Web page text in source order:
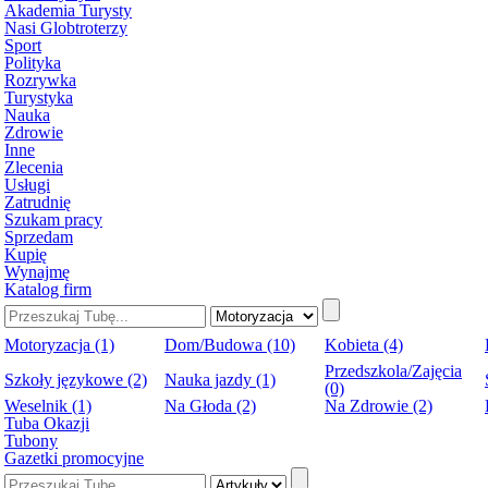
Akademia Turysty
Nasi Globtroterzy
Sport
Polityka
Rozrywka
Turystyka
Nauka
Zdrowie
Inne
Zlecenia
Usługi
Zatrudnię
Szukam pracy
Sprzedam
Kupię
Wynajmę
Katalog firm
Motoryzacja (1) Dom/Budowa (10) Kobieta (4)
Szkoły językowe (2)
Nauka jazdy (1)
Przedszkola/Zajęcia
(0)
Weselnik (1)
Na Głoda (2) Na Zdrowie (2)
Tuba Okazji
Tubony
Gazetki promocyjne